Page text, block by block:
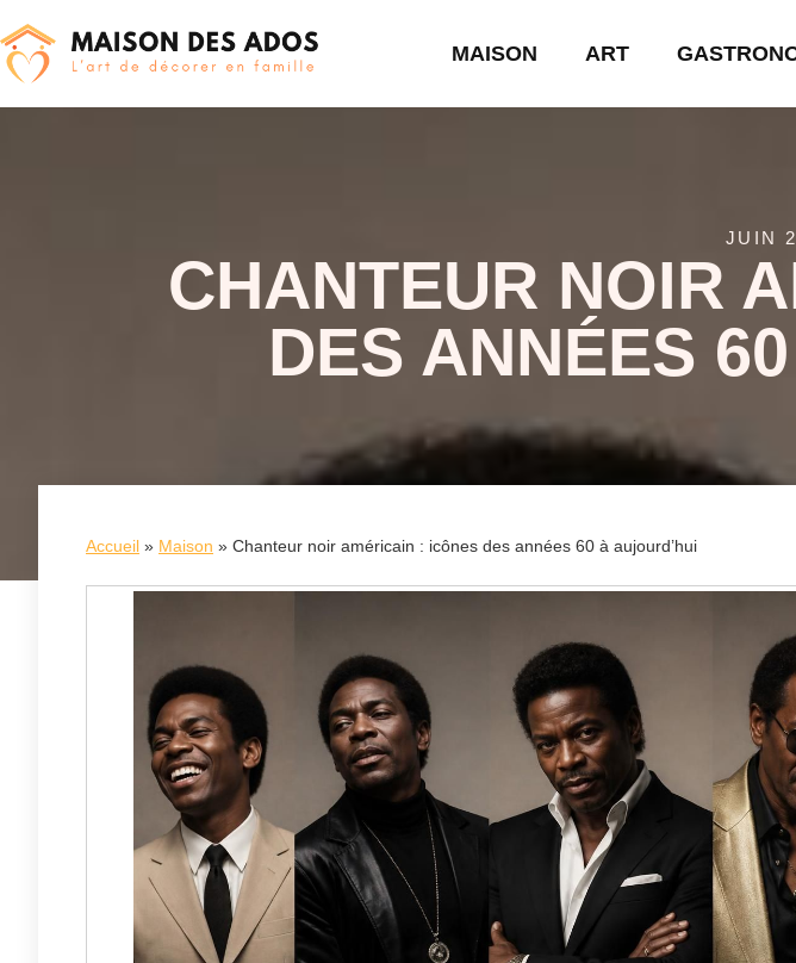
MAISON ART
JUIN
CHANTEUR NOIR
DES ANNÉES
Accueil » Maison » Chanteur noir américain : icônes des années 60 à aujourd’hui